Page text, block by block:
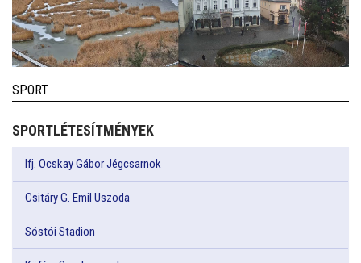
SPORT
SPORTLÉTESÍTMÉNYEK
Ifj. Ocskay Gábor Jégcsarnok
Csitáry G. Emil Uszoda
Sóstói Stadion